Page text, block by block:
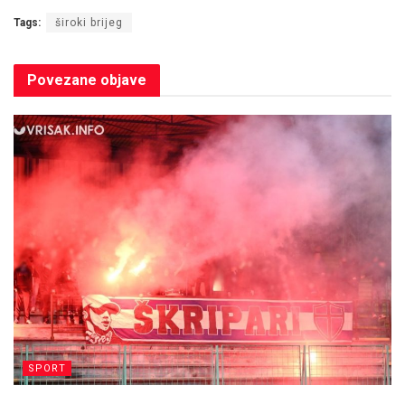
Tags: široki brijeg
Povezane objave
SPORT